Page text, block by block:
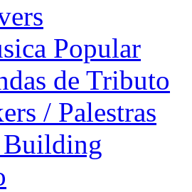
Popular
de Tributo
/ Palestras
Building